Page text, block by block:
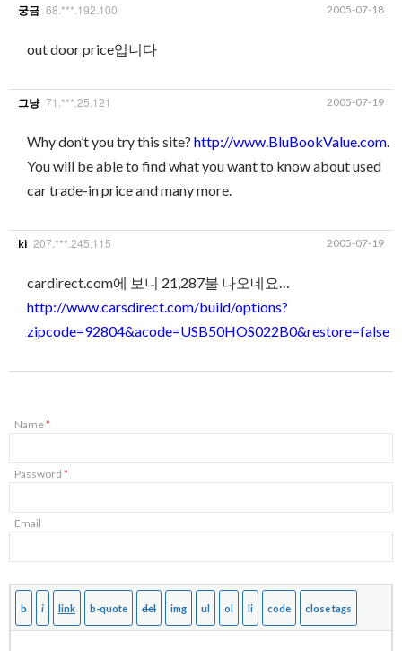
궁금 68.***.192.100 2005-07-18
out door price입니다
그냥 71.***.25.121 2005-07-19
Why don’t you try this site? http://www.BluBookValue.com.
You will be able to find what you want to know about used
car trade-in price and many more.
ki 207.***.245.115 2005-07-19
cardirect.com에 보니 21,287불 나오네요…
http://www.carsdirect.com/build/options?
zipcode=92804&acode=USB50HOS022B0&restore=false
Name*
Password *
Email